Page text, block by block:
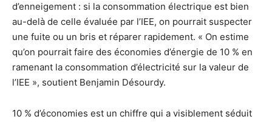
d’enneigement : si la consommation électrique est bien
au-delà de celle évaluée par l’IEE, on pourrait suspecter
une fuite ou un bris et réparer rapidement. « On estime
qu’on pourrait faire des économies d’énergie de 10 % en
ramenant la consommation d’électricité sur la valeur de
l’IEE », soutient Benjamin Désourdy.
10 % d’économies est un chiffre qui a visiblement séduit